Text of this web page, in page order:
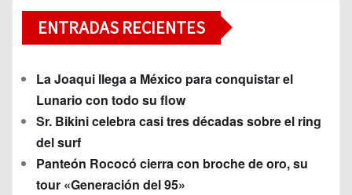
ENTRADAS RECIENTES
La Joaqui llega a México para conquistar el
Lunario con todo su flow
Sr. Bikini celebra casi tres décadas sobre el ring
del surf
Panteón Rococó cierra con broche de oro, su
tour «Generación del 95»